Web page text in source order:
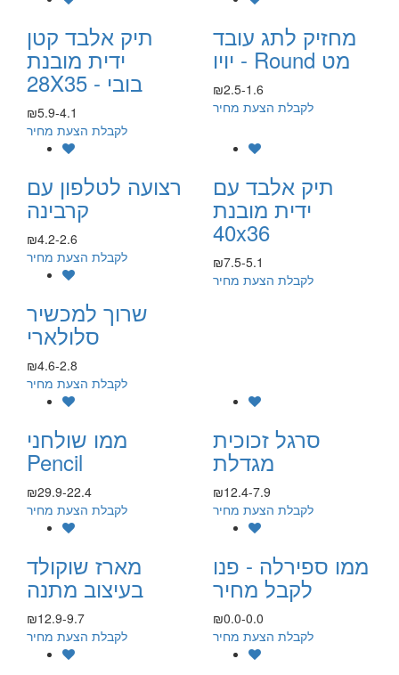
מחזיק לתג עובד
יויו - Round מט
₪2.5-1.6
לקבלת הצעת מחיר
תיק אלבד קטן
ידית מובנת
28X35 - בובי
₪5.9-4.1
לקבלת הצעת מחיר
תיק אלבד עם
ידית מובנת
40x36
₪7.5-5.1
לקבלת הצעת מחיר
רצועה לטלפון עם
קרבינה
₪4.2-2.6
לקבלת הצעת מחיר
שרוך למכשיר
סלולארי
₪4.6-2.8
לקבלת הצעת מחיר
סרגל זכוכית
מגדלת
₪12.4-7.9
לקבלת הצעת מחיר
ממו שולחני
Pencil
₪29.9-22.4
לקבלת הצעת מחיר
ממו ספירלה - פנו
לקבל מחיר
₪0.0-0.0
לקבלת הצעת מחיר
מארז שוקולד
בעיצוב מתנה
₪12.9-9.7
לקבלת הצעת מחיר